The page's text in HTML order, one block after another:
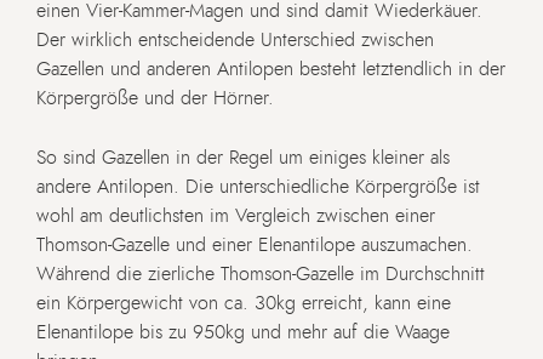
einen Vier-Kammer-Magen und sind damit Wiederkäuer.
Der wirklich entscheidende Unterschied zwischen
Gazellen und anderen Antilopen besteht letztendlich in der
Körpergröße und der Hörner.
So sind Gazellen in der Regel um einiges kleiner als
andere Antilopen. Die unterschiedliche Körpergröße ist
wohl am deutlichsten im Vergleich zwischen einer
Thomson-Gazelle und einer Elenantilope auszumachen.
Während die zierliche Thomson-Gazelle im Durchschnitt
ein Körpergewicht von ca. 30kg erreicht, kann eine
Elenantilope bis zu 950kg und mehr auf die Waage